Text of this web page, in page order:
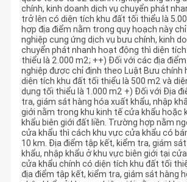
chính, kinh doanh dịch vụ chuyển phát
trở lên có diện tích khu đất tối thiểu là
hợp địa điểm nằm trong quy hoạch này
nghiệp cung ứng dịch vụ bưu chính, kinh
chuyển phát nhanh hoạt động thì diện
thiểu là 2.000 m2; ++) Đối với các địa
nghiệp được chỉ định theo Luật Bưu chính
diện tích khu đất tối thiểu là 500 m2 và
dụng tối thiểu là 1.000 m2 +) Đối với Địa
tra, giám sát hàng hóa xuất khẩu, nhập
giới nằm trong khu kinh tế cửa khẩu hoặc
khẩu biên giới đất liền. Trường hợp nằm
cửa khẩu thì cách khu vực cửa khẩu có
10 km. Địa điểm tập kết, kiểm tra, giám
khẩu, nhập khẩu ở khu vực biên giới tại
cửa khẩu chính có diện tích khu đất tối
địa điểm tập kết, kiểm tra, giám sát hàng